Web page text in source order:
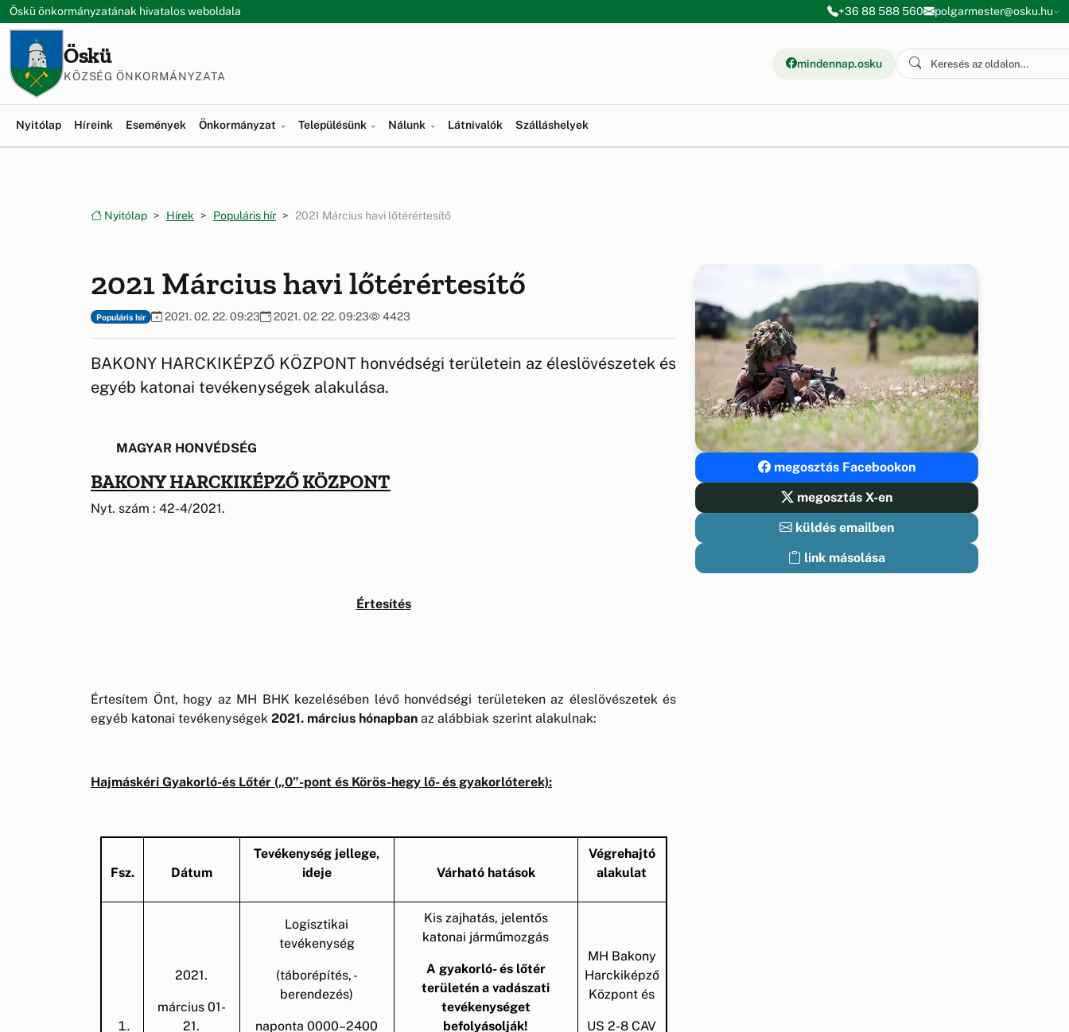
Ugrás a menüre
Ugrás a tartalomra
Öskü önkormányzatának hivatalos weboldala +36 88 588 560 polgarmester@osku.hu
Öskü
KÖZSÉG ÖNKORMÁNYZATA
mindennap.osku
Nyitólap Híreink Események Önkormányzat Településünk Nálunk Látnivalók Szálláshelyek
Nyitólap Hírek Populáris hír 2021 Március havi lőtérértesítő
2021 Március havi lőtérértesítő
Populáris hír 2021. 02. 22. 09:23 2021. 02. 22. 09:23 4423
BAKONY HARCKIKÉPZŐ KÖZPONT honvédségi területein az éleslövészetek és
egyéb katonai tevékenységek alakulása.
MAGYAR HONVÉDSÉG
BAKONY HARCKIKÉPZŐ KÖZPONT
Nyt. szám : 42-4/2021.
Értesítés
Értesítem Önt, hogy az MH BHK kezelésében lévő honvédségi területeken az éleslövészetek és
egyéb katonai tevékenységek 2021. március hónapban az alábbiak szerint alakulnak:
Hajmáskéri Gyakorló-és Lőtér („0”-pont és Körös-hegy lő- és gyakorlóterek):
Fsz. Dátum
Tevékenység jellege,
ideje
Várható hatások
Végrehajtó
alakulat
2021.
március 01-
21.
Logisztikai
tevékenység
(táborépítés, -
berendezés)
naponta 0000–2400
Kis zajhatás, jelentős
katonai járműmozgás
A gyakorló- és lőtér
területén a vadászati
tevékenységet
befolyásolják!
MH Bakony
Harckiképző
Központ és
US 2-8 CAV
megosztás Facebookon
megosztás X-en
küldés emailben
link másolása